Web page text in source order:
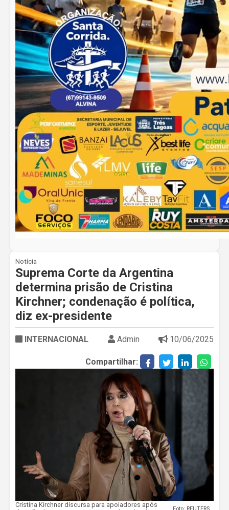
Notícia
Suprema Corte da Argentina
determina prisão de Cristina
Kirchner; condenação é política,
diz ex-presidente
INTERNACIONAL Admin 10/06/2025
Compartilhar:
Cristina Kirchner discursa para apoiadores após